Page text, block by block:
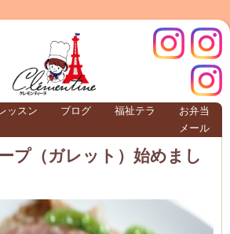
ッスン ブログ 福祉テラ
お弁当
メール
インス
クレモ
プ（ガレット）始めまし